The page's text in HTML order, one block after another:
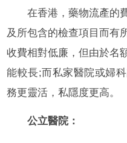
在香港，藥物流產的
及所包含的檢查項目而有
收費相對低廉，但由於名
能較長;而私家醫院或婦
務更靈活，私隱度更高。
公立醫院：